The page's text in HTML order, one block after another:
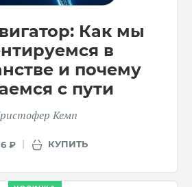
Как мы
в
и почему
с пути
Кемп
₽ КУПИТЬ